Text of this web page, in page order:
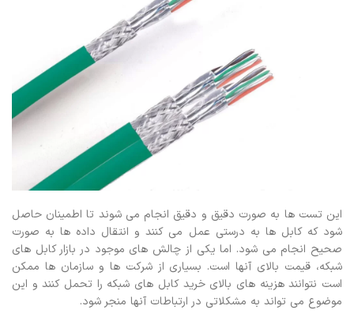
این تست ها به صورت دقیق و دقیق انجام می شوند تا اطمینان حاصل
شود که کابل ها به درستی عمل می کنند و انتقال داده ها به صورت
صحیح انجام می شود. اما یکی از چالش های موجود در بازار کابل های
شبکه، قیمت بالای آنها است. بسیاری از شرکت ها و سازمان ها ممکن
است نتوانند هزینه های بالای خرید کابل های شبکه را تحمل کنند و این
موضوع می تواند به مشکلاتی در ارتباطات آنها منجر شود.